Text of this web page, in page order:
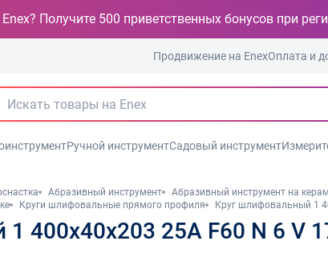
Получите 500 приветственных бонусов при
Продвижение на EnexОплата и
Ручной инструментСадовый инструмент
Абразивный инструмент
Абразивный инструмент на
Круги шлифовальные прямого профиля Круг шлифовальный 1
400х40х203 25А F60 N 6 V